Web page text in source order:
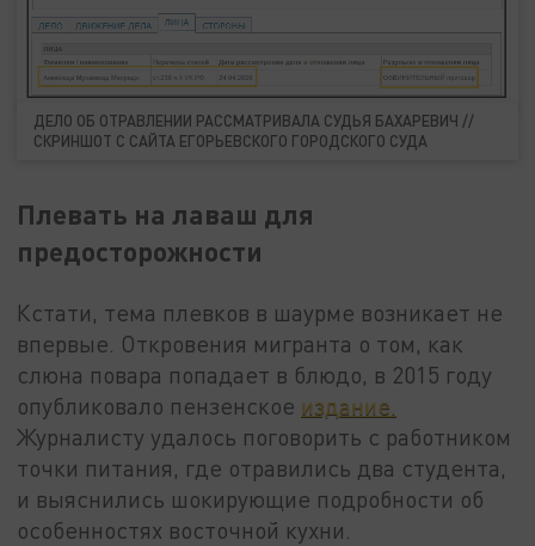
ДЕЛО ОБ ОТРАВЛЕНИИ РАССМАТРИВАЛА СУДЬЯ БАХАРЕВИЧ //
СКРИНШОТ С САЙТА ЕГОРЬЕВСКОГО ГОРОДСКОГО СУДА
Плевать на лаваш для
предосторожности
Кстати, тема плевков в шаурме возникает не
впервые. Откровения мигранта о том, как
слюна повара попадает в блюдо, в 2015 году
опубликовало пензенское издание.
Журналисту удалось поговорить с работником
точки питания, где отравились два студента,
и выяснились шокирующие подробности об
особенностях восточной кухни.